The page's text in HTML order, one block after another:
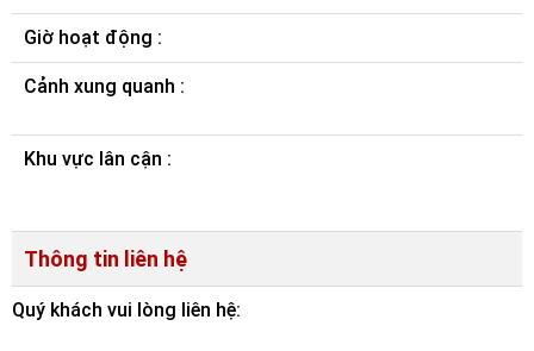
Giờ hoạt động :
Cảnh xung quanh :
Khu vực lân cận :
Thông tin liên hệ
Quý khách vui lòng liên hệ: